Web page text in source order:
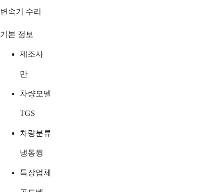
변속기 수리
기본 정보
제조사
만
차량모델
TGS
차량분류
냉동윙
특장업체